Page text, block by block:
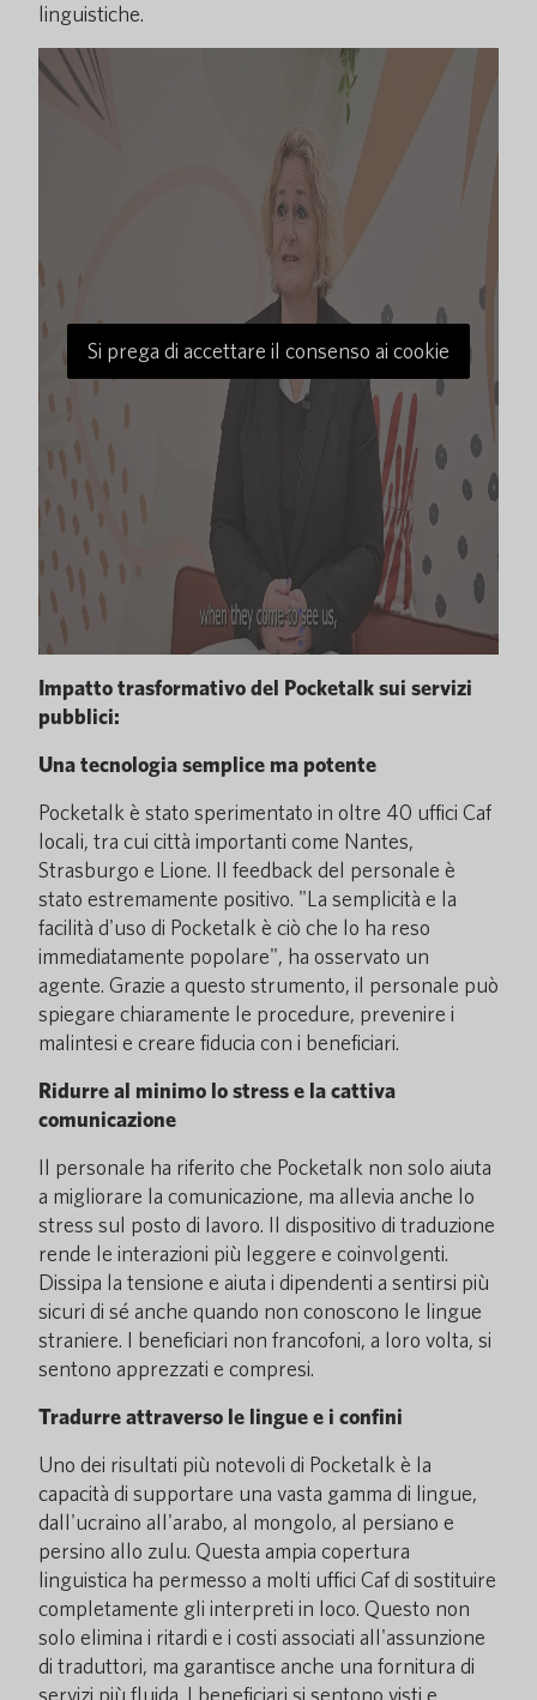
linguistiche.
Si prega di accettare il consenso ai cookie
Impatto trasformativo del Pocketalk sui servizi
pubblici:
Una tecnologia semplice ma potente
Pocketalk è stato sperimentato in oltre 40 uffici Caf
locali, tra cui città importanti come Nantes,
Strasburgo e Lione. Il feedback del personale è
stato estremamente positivo. "La semplicità e la
facilità d'uso di Pocketalk è ciò che lo ha reso
immediatamente popolare", ha osservato un
agente. Grazie a questo strumento, il personale può
spiegare chiaramente le procedure, prevenire i
malintesi e creare fiducia con i beneficiari.
Ridurre al minimo lo stress e la cattiva
comunicazione
Il personale ha riferito che Pocketalk non solo aiuta
a migliorare la comunicazione, ma allevia anche lo
stress sul posto di lavoro. Il dispositivo di traduzione
rende le interazioni più leggere e coinvolgenti.
Dissipa la tensione e aiuta i dipendenti a sentirsi più
sicuri di sé anche quando non conoscono le lingue
straniere. I beneficiari non francofoni, a loro volta, si
sentono apprezzati e compresi.
Tradurre attraverso le lingue e i confini
Uno dei risultati più notevoli di Pocketalk è la
capacità di supportare una vasta gamma di lingue,
dall'ucraino all'arabo, al mongolo, al persiano e
persino allo zulu. Questa ampia copertura
linguistica ha permesso a molti uffici Caf di sostituire
completamente gli interpreti in loco. Questo non
solo elimina i ritardi e i costi associati all'assunzione
di traduttori, ma garantisce anche una fornitura di
servizi più fluida. I beneficiari si sentono visti e